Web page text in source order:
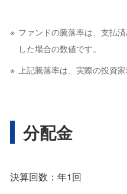
ファンドの騰落率は、支払
した場合の数値です。
上記騰落率は、実際の投資
分配金
決算回数：年1回